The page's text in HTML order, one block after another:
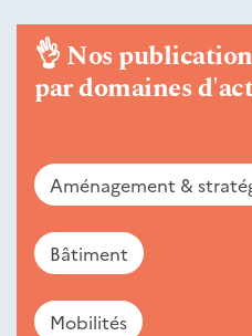
👌Nos
par domaines
Aménagement &
Bâtiment
Mobilités